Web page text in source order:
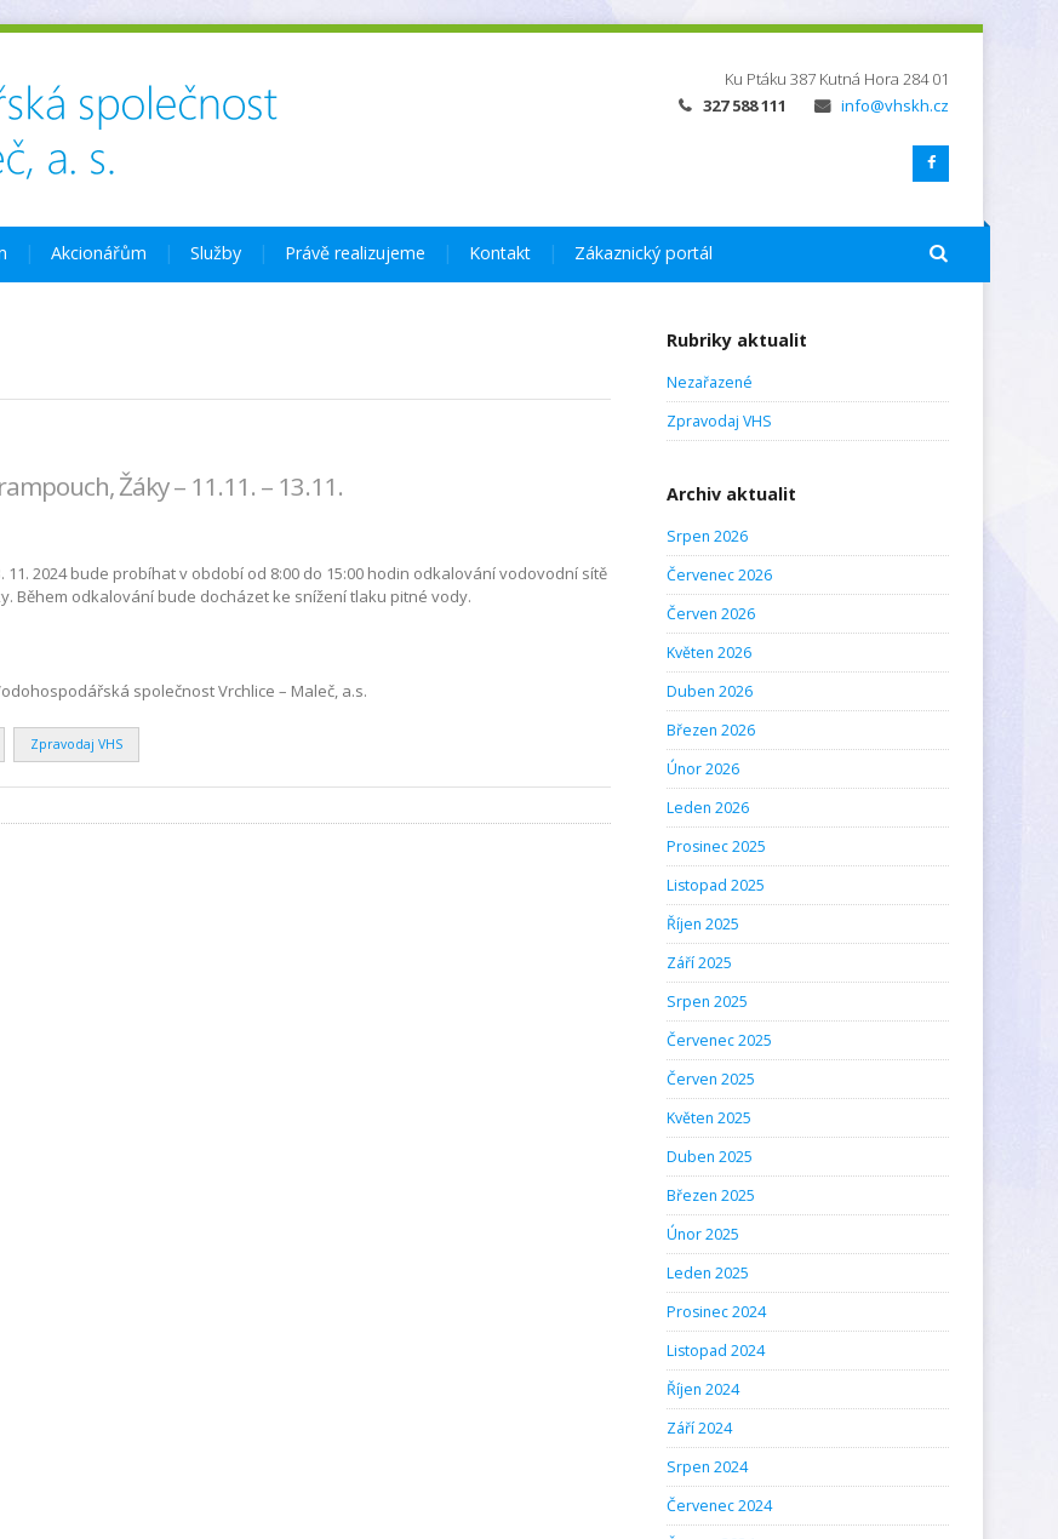
Ku Ptáku 387 Kutná Hora 284 01
327 588 111
info@vhskh.cz
Akcionářům Služby Právě realizujeme Kontakt Zákaznický portál
Žáky – 11.11. – 13.11.
11. 2024 bude probíhat v období od 8:00 do 15:00 hodin odkalování vodovodní sítě
Během odkalování bude docházet ke snížení tlaku pitné vody.
společnost Vrchlice – Maleč, a.s.
Zpravodaj VHS
Rubriky aktualit
Nezařazené
Zpravodaj VHS
Archiv aktualit
Srpen 2026
Červenec 2026
Červen 2026
Květen 2026
Duben 2026
Březen 2026
Únor 2026
Leden 2026
Prosinec 2025
Listopad 2025
Říjen 2025
Září 2025
Srpen 2025
Červenec 2025
Červen 2025
Květen 2025
Duben 2025
Březen 2025
Únor 2025
Leden 2025
Prosinec 2024
Listopad 2024
Říjen 2024
Září 2024
Srpen 2024
Červenec 2024